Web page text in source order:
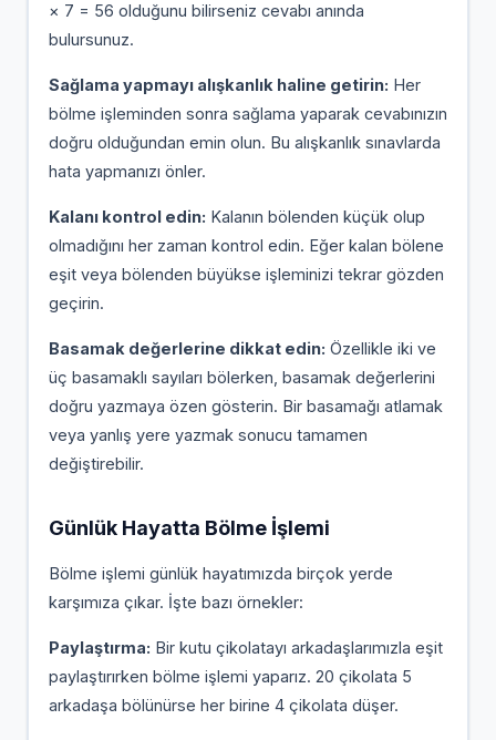
× 7 = 56 olduğunu bilirseniz cevabı anında
bulursunuz.
Sağlama yapmayı alışkanlık haline getirin: Her
bölme işleminden sonra sağlama yaparak cevabınızın
doğru olduğundan emin olun. Bu alışkanlık sınavlarda
hata yapmanızı önler.
Kalanı kontrol edin: Kalanın bölenden küçük olup
olmadığını her zaman kontrol edin. Eğer kalan bölene
eşit veya bölenden büyükse işleminizi tekrar gözden
geçirin.
Basamak değerlerine dikkat edin: Özellikle iki ve
üç basamaklı sayıları bölerken, basamak değerlerini
doğru yazmaya özen gösterin. Bir basamağı atlamak
veya yanlış yere yazmak sonucu tamamen
değiştirebilir.
Günlük Hayatta Bölme İşlemi
Bölme işlemi günlük hayatımızda birçok yerde
karşımıza çıkar. İşte bazı örnekler:
Paylaştırma: Bir kutu çikolatayı arkadaşlarımızla eşit
paylaştırırken bölme işlemi yaparız. 20 çikolata 5
arkadaşa bölünürse her birine 4 çikolata düşer.